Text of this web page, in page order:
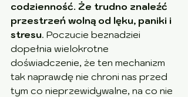
codzienność. Że trudno znaleźć
przestrzeń wolną od lęku, paniki i
stresu. Poczucie beznadziei
dopełnia wielokrotne
doświadczenie, że ten mechanizm
tak naprawdę nie chroni nas przed
tym co nieprzewidywalne, na co nie